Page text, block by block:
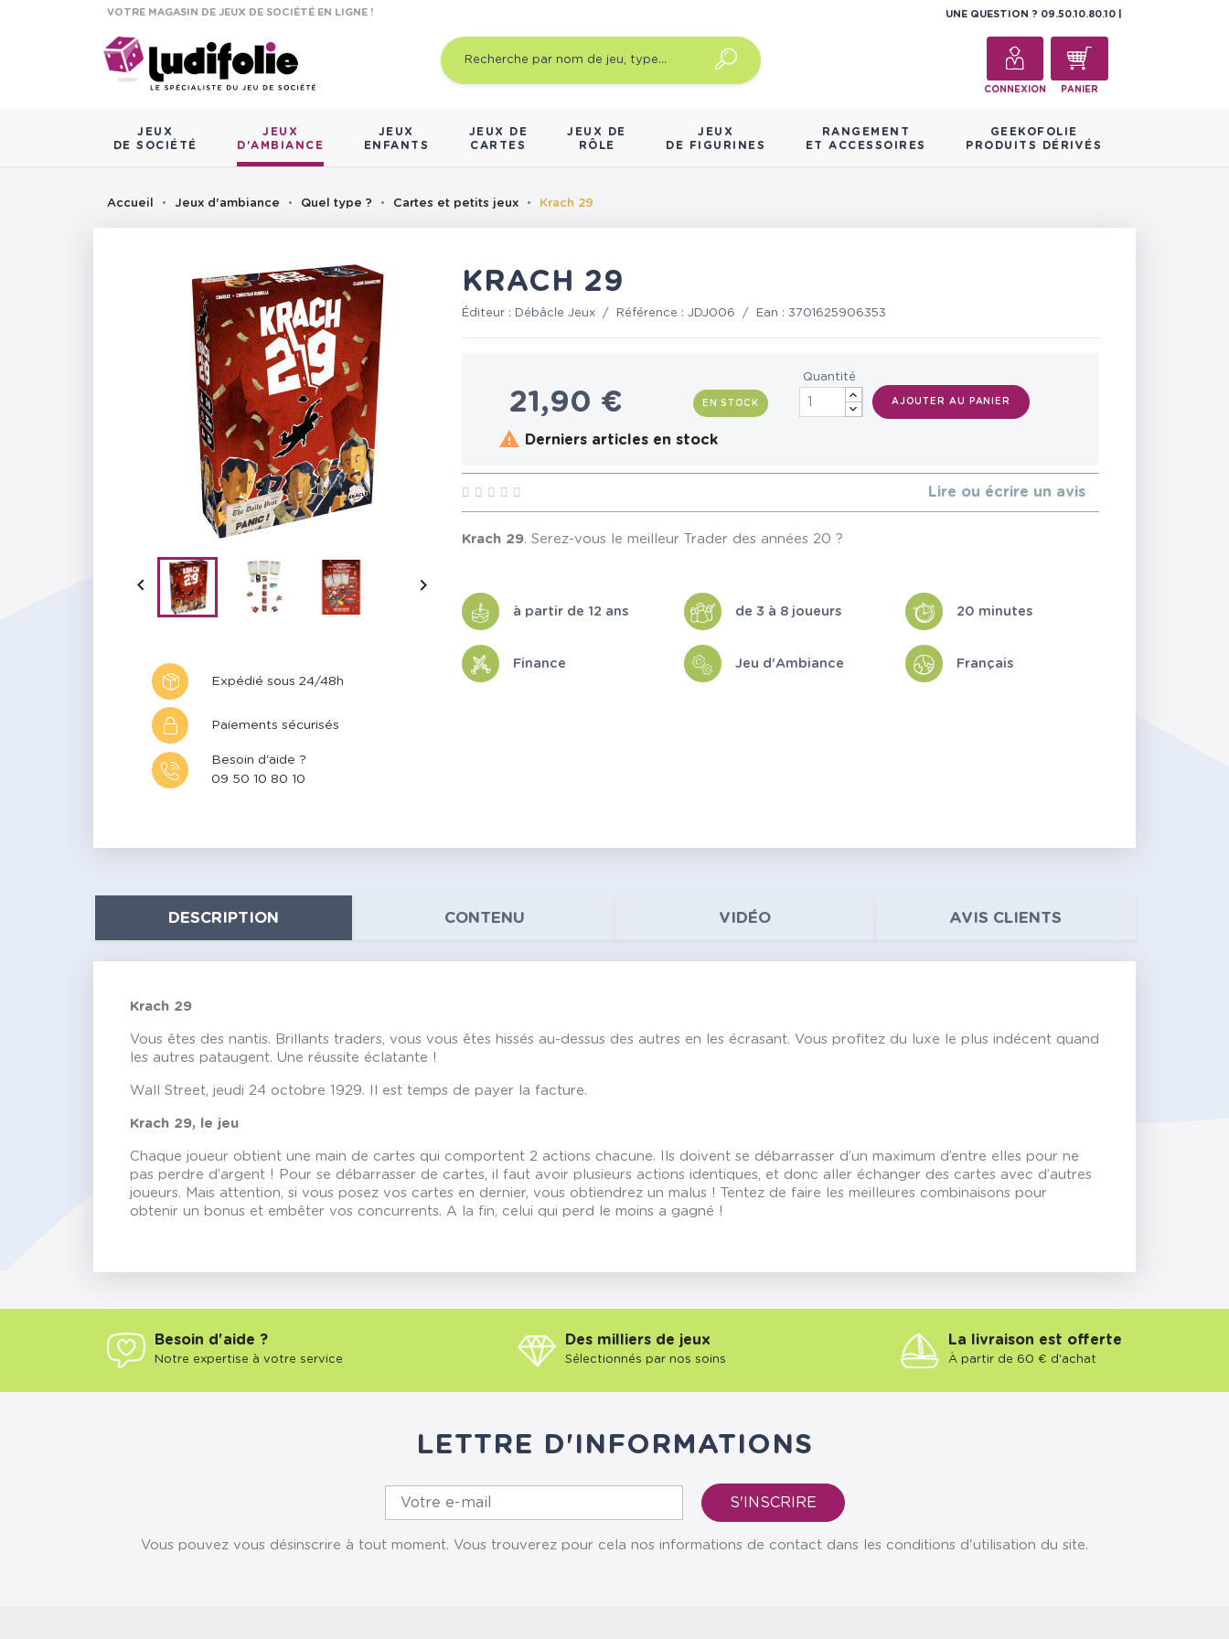
VOTRE MAGASIN DE JEUX DE SOCIÉTÉ EN LIGNE ! UNE QUESTION ? 09.50.10.80.10
CONNEXION PANIER
JEUX
DE SOCIÉTÉ
JEUX
D'AMBIANCE
JEUX
ENFANTS
JEUX DE
CARTES
JEUX DE
RÔLE
JEUX
DE FIGURINES
RANGEMENT
ET ACCESSOIRES
GEEKOFOLIE
PRODUITS DÉRIVÉS
Accueil Jeux d'ambiance Quel type ? Cartes et petits jeux Krach 29
 
Expédié sous 24/48h
Paiements sécurisés
Besoin d'aide ?
09 50 10 80 10
KRACH 29
Éditeur : Débâcle Jeux / Référence :JDJ006 / Ean :3701625906353
21,90 € EN STOCK
Quantité
AJOUTER AU PANIER
 Derniers articles en stock
Lire ou écrire un avis
Krach 29. Serez-vous le meilleur Trader des années 20 ?
à partir de 12 ans de 3 à 8 joueurs 20 minutes
Finance Jeu d'Ambiance Français
DESCRIPTION CONTENU VIDÉO AVIS CLIENTS
Krach 29
Vous êtes des nantis. Brillants traders, vous vous êtes hissés au-dessus des autres en les écrasant. Vous profitez du luxe le plus indécent quand
les autres pataugent. Une réussite éclatante !
Wall Street, jeudi 24 octobre 1929. Il est temps de payer la facture.
Krach 29, le jeu
Chaque joueur obtient une main de cartes qui comportent 2 actions chacune. Ils doivent se débarrasser d’un maximum d’entre elles pour ne
pas perdre d’argent ! Pour se débarrasser de cartes, il faut avoir plusieurs actions identiques, et donc aller échanger des cartes avec d’autres
joueurs. Mais attention, si vous posez vos cartes en dernier, vous obtiendrez un malus ! Tentez de faire les meilleures combinaisons pour
obtenir un bonus et embêter vos concurrents. A la fin, celui qui perd le moins a gagné !
Besoin d'aide ?
Notre expertise à votre service
Des milliers de jeux
Sélectionnés par nos soins
La livraison est offerte
À partir de 60 € d'achat
LETTRE D'INFORMATIONS
Vous pouvez vous désinscrire à tout moment. Vous trouverez pour cela nos informations de contact dans les conditions d'utilisation du site.